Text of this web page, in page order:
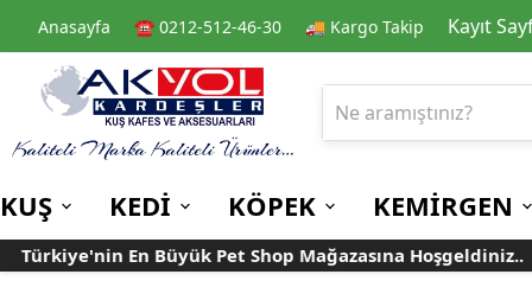
Anasayfa ☎️ 0212-512-46-30 🚚 Kargo Takip Kayıt
KUŞ
Kafes Kafes Aksesuarları
KEDİ
Kedi Kuru Mamalar Kedi Kumları
KÖPEK
Kuru Mamalar Konserve Mamalar
KEMİRGEN
Guinea Pig Yemleri
En Büyük Pet Shop Mağazasına Hoşgeldiniz..